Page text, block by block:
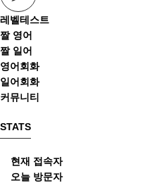
레벨테스트
짤 영어
짤 일어
영어회화
일어회화
커뮤니티
STATS
현재 접속자
오늘 방문자